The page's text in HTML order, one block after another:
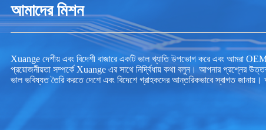
আমাদের মিশন
Xuange দেশীয় এবং বিদেশী বাজারে একটি ভাল খ্যাতি উপভোগ করে এবং আমরা
প্রয়োজনীয়তা সম্পর্কে Xuange এর সাথে নির্দ্বিধায় কথা বলুন। আপনার প্রশ্নের
ভাল ভবিষ্যত তৈরি করতে দেশে এবং বিদেশে গ্রাহকদের আন্তরিকভাবে স্বাগত